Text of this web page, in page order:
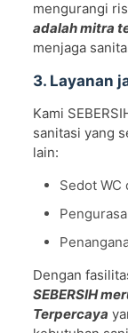
mengurangi
adalah mitra
menjaga
3. Layanan
Kami
sanitasi yang
lain:
Sedot WC
Dengan
SEBERSIH
Terpercaya